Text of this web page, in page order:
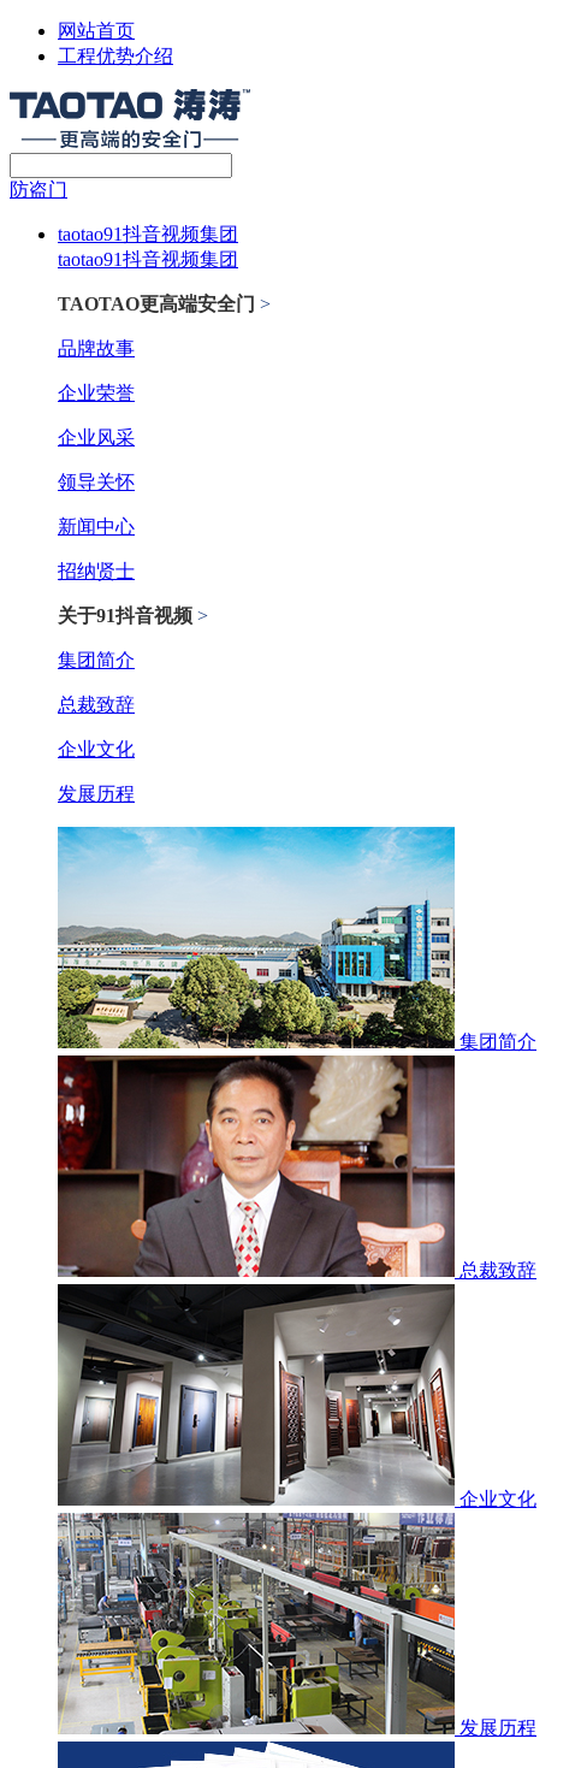
网站首页
工程优势介绍
防盗门
taotao91抖音视频集团
taotao91抖音视频集团
TAOTAO更高端安全门 >
品牌故事
企业荣誉
企业风采
领导关怀
新闻中心
招纳贤士
关于91抖音视频 >
集团简介
总裁致辞
企业文化
发展历程
集团简介
总裁致辞
企业文化
发展历程